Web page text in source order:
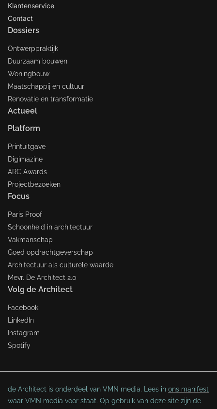
Klantenservice
Contact
Dossiers
Ontwerppraktijk
Duurzaam bouwen
Woningbouw
Maatschappij en cultuur
Renovatie en transformatie
Actueel
Platform
Printuitgave
Digimazine
ARC Awards
Projectbezoeken
Focus
Paris Proof
Schoonheid in architectuur
Vakmanschap
Goed opdrachtgeverschap
Architectuur als culturele waarde
Mevr. De Architect 2.0
Volg de Architect
Facebook
LinkedIn
Instagram
Spotify
de Architect is onderdeel van VMN media. Lees in ons manifest
waar VMN media voor staat. Op gebruik van deze site zijn de